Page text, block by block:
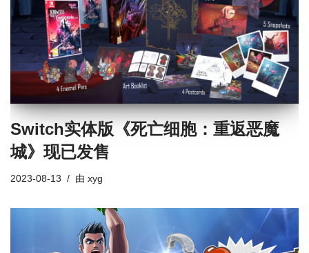
Switch实体版《死亡细胞：重返恶魔
城》现已发售
2023-08-13 由 xyg